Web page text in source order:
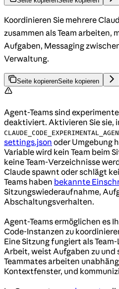
Koordinieren Sie mehrere
zusammen als Team arbeiten,
Aufgaben, Messaging
Verwaltung.
Seite kopierenSeite kopieren
Agent-Teams sind
deaktiviert. Aktivieren Sie sie,
settings.json oder Umgebung
Variable wird kein Team beim
keine Team-Verzeichnisse
Claude spawnt oder schlägt
Teams haben bekannte
Sitzungswiederaufnahme,
Abschaltungsverhalten.
Agent-Teams ermöglichen es
Code-Instanzen zu
Eine Sitzung fungiert als
Arbeit, weist Aufgaben zu
Teammates arbeiten
Kontextfenster, und